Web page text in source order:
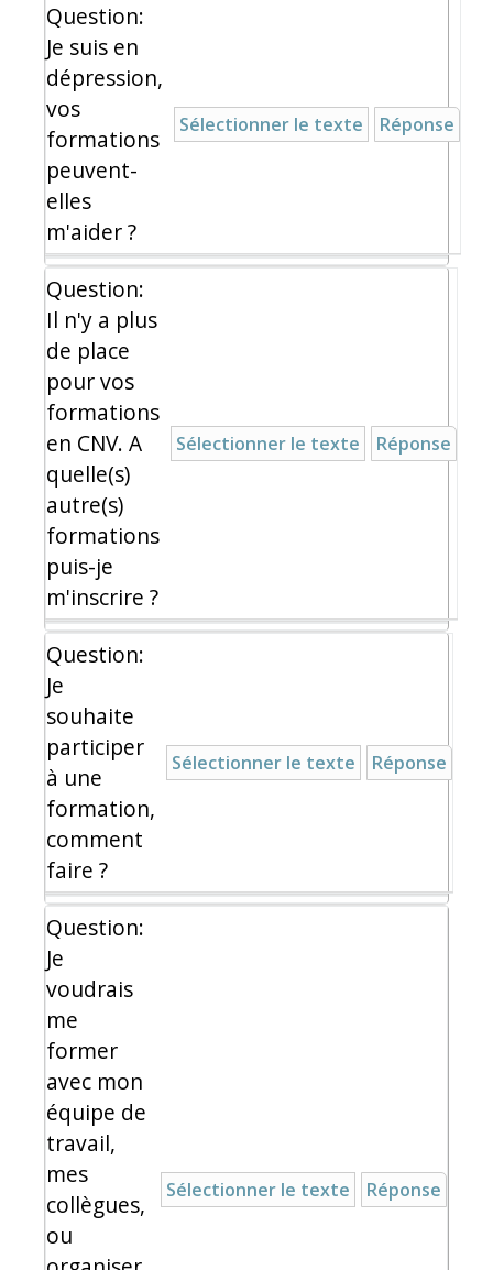
Question:
Je suis en
dépression,
vos
formations
peuvent-
elles
m'aider ?
Sélectionner le texte Réponse
Question:
Il n'y a plus
de place
pour vos
formations
en CNV. A
quelle(s)
autre(s)
formations
puis-je
m'inscrire ?
Sélectionner le texte Réponse
Question:
Je
souhaite
participer
à une
formation,
comment
faire ?
Sélectionner le texte Réponse
Question:
Je
voudrais
me
former
avec mon
équipe de
travail,
mes
collègues,
ou
Sélectionner le texte Réponse